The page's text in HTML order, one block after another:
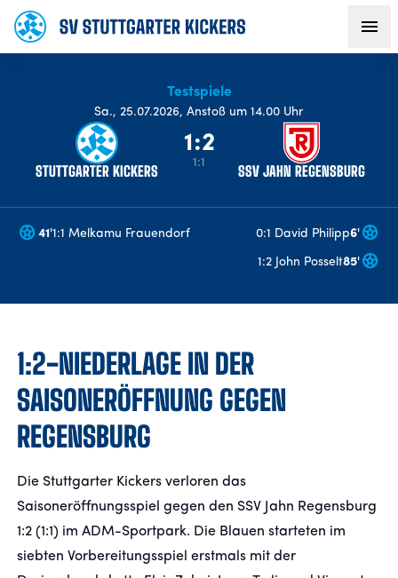
AKTUELLES
VEREIN
BUSINESS
KONTAKT
Testspiele
Sa., 25.07.2026, Anstoß um 14.00 Uhr
STUTTGARTER KICKERS
1:2
1:1 SSV JAHN REGENSBURG
41 '1:1 Melkamu Frauendorf 0:1 David Philipp6'
1:2 John Posselt85'
1:2-NIEDERLAGE IN DER
SAISONERÖFFNUNG GEGEN
REGENSBURG
Die Stuttgarter Kickers verloren das
Saisoneröffnungsspiel gegen den SSV Jahn Regensburg
1:2 (1:1) im ADM-Sportpark. Die Blauen starteten im
siebten Vorbereitungsspiel erstmals mit der